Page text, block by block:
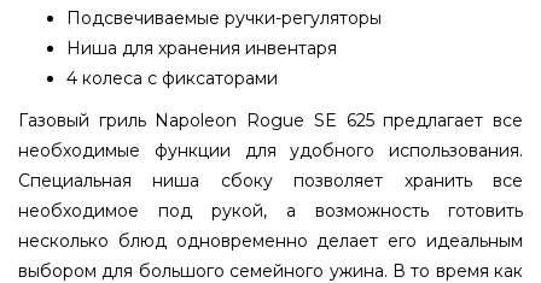
Подсвечиваемые ручки-регуляторы
Ниша для хранения инвентаря
4 колеса с фиксаторами
Газовый гриль Napoleon Rogue SE 625 предлагает все
необходимые функции для удобного использования.
Специальная ниша сбоку позволяет хранить все
необходимое под рукой, а возможность готовить
несколько блюд одновременно делает его идеальным
выбором для большого семейного ужина. В то время как